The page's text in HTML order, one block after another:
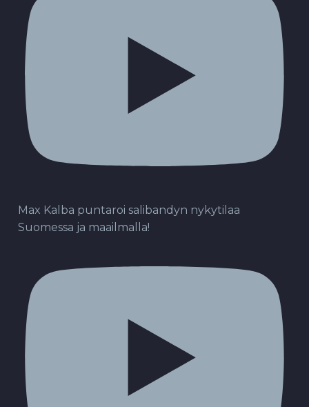
Max Kalba puntaroi salibandyn nykytilaa
Suomessa ja maailmalla!